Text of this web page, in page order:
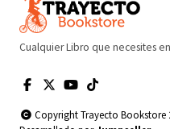
Cualquier Libro que necesites
Copyright Trayecto Bookstore